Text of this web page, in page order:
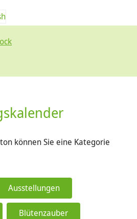
können Sie eine Kategorie
Ausstellungen
Blütenzauber